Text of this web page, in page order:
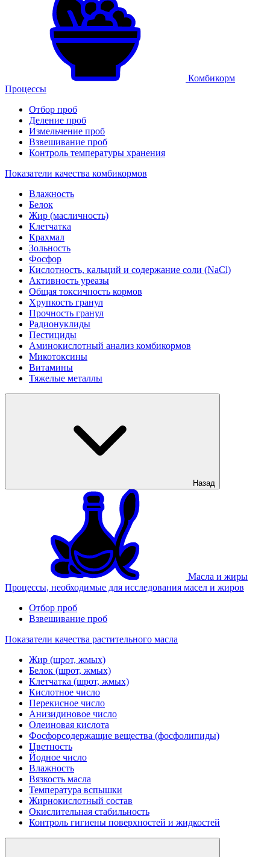
Комбикорм
Процессы
Отбор проб
Деление проб
Измельчение проб
Взвешивание проб
Контроль температуры хранения
Показатели качества комбикормов
Влажность
Белок
Жир (масличность)
Клетчатка
Крахмал
Зольность
Фосфор
Кислотность, кальций и содержание соли (NaCl)
Активность уреазы
Общая токсичность кормов
Хрупкость гранул
Прочность гранул
Радионуклиды
Пестициды
Аминокислотный анализ комбикормов
Микотоксины
Витамины
Тяжелые металлы
Назад
Масла и жиры
Процессы, необходимые для исследования масел и жиров
Отбор проб
Взвешивание проб
Показатели качества растительного масла
Жир (шрот, жмых)
Белок (шрот, жмых)
Клетчатка (шрот, жмых)
Кислотное число
Перекисное число
Анизидиновое число
Олеиновая кислота
Фосфорсодержащие вещества (фосфолипиды)
Цветность
Йодное число
Влажность
Вязкость масла
Температура вспышки
Жирнокислотный состав
Окислительная стабильность
Контроль гигиены поверхностей и жидкостей